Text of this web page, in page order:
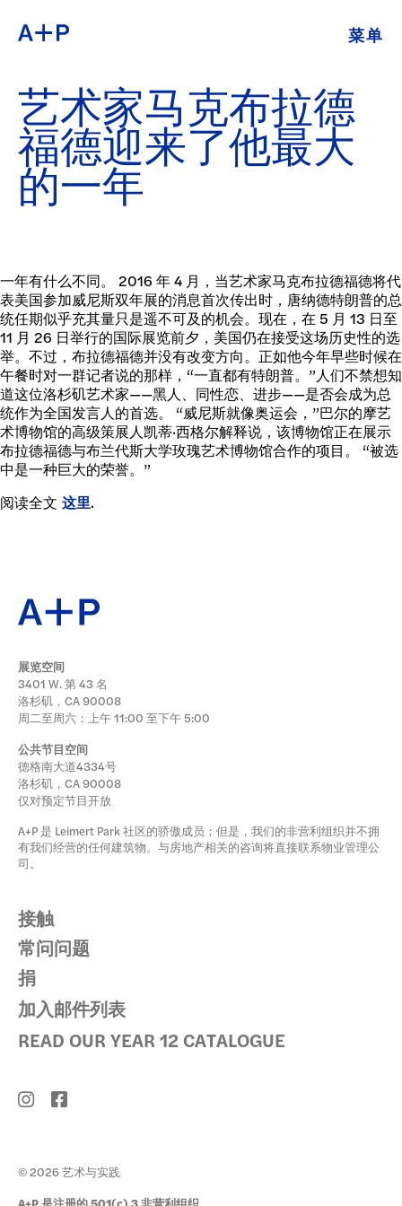
菜单
教育
培养青年
展览
档案
捐
ENGLISH
ESPAÑOL
普通话
日本語
艺术家马克布拉德
福德迎来了他最大
的一年
一年有什么不同。 2016 年 4 月，当艺术家马克布拉德福德将代
表美国参加威尼斯双年展的消息首次传出时，唐纳德特朗普的总
统任期似乎充其量只是遥不可及的机会。现在，在 5 月 13 日至
11 月 26 日举行的国际展览前夕，美国仍在接受这场历史性的选
举。不过，布拉德福德并没有改变方向。正如他今年早些时候在
午餐时对一群记者说的那样，“一直都有特朗普。”人们不禁想知
道这位洛杉矶艺术家——黑人、同性恋、进步——是否会成为总
统作为全国发言人的首选。 “威尼斯就像奥运会，”巴尔的摩艺
术博物馆的高级策展人凯蒂·西格尔解释说，该博物馆正在展示
布拉德福德与布兰代斯大学玫瑰艺术博物馆合作的项目。 “被选
中是一种巨大的荣誉。”
阅读全文 这里.
展览空间
3401 W. 第 43 名
洛杉矶，CA 90008
周二至周六：上午 11:00 至下午 5:00
公共节目空间
德格南大道4334号
洛杉矶，CA 90008
仅对预定节目开放
A+P 是 Leimert Park 社区的骄傲成员；但是，我们的非营利组织并不拥
有我们经营的任何建筑物。与房地产相关的咨询将直接联系物业管理公
司。
接触
常问问题
捐
加入邮件列表
READ OUR YEAR 12 CATALOGUE
© 2026 艺术与实践